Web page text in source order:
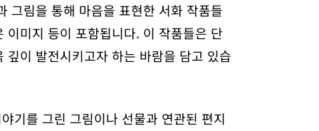
그림을 통해 마음을 표현한 서화 작품들
미지 등이 포함됩니다. 이 작품들은 단
이 발전시키고자 하는 바람을 담고 있습
기를 그린 그림이나 선물과 연관된 편지